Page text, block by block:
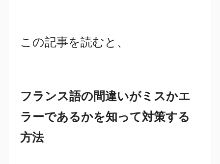
この記事を読むと、
フランス語の間違いがミスかエ
ラーであるかを知って対策する
方法